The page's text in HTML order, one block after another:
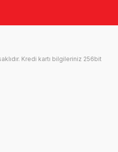
Kredi kartı bilgileriniz 256bit